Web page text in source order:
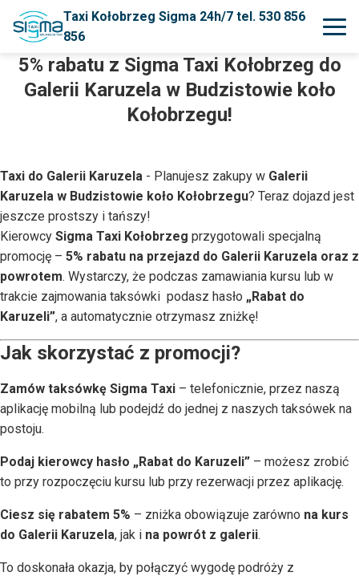
Taxi Kołobrzeg Sigma 24h/7 tel. 530 856
856
5% rabatu z Sigma Taxi Kołobrzeg do
Galerii Karuzela w Budzistowie koło
Kołobrzegu!
Taxi do Galerii Karuzela - Planujesz zakupy w Galerii
Karuzela w Budzistowie koło Kołobrzegu? Teraz dojazd jest
jeszcze prostszy i tańszy!
Kierowcy Sigma Taxi Kołobrzeg przygotowali specjalną
promocję – 5% rabatu na przejazd do Galerii Karuzela oraz z
powrotem. Wystarczy, że podczas zamawiania kursu lub w
trakcie zajmowania taksówki podasz hasło „Rabat do
Karuzeli”, a automatycznie otrzymasz zniżkę!
Jak skorzystać z promocji?
Zamów taksówkę Sigma Taxi – telefonicznie, przez naszą
aplikację mobilną lub podejdź do jednej z naszych taksówek na
postoju.
Podaj kierowcy hasło „Rabat do Karuzeli” – możesz zrobić
to przy rozpoczęciu kursu lub przy rezerwacji przez aplikację.
Ciesz się rabatem 5% – zniżka obowiązuje zarówno na kurs
do Galerii Karuzela, jak i na powrót z galerii.
To doskonała okazja, by połączyć wygodę podróży z